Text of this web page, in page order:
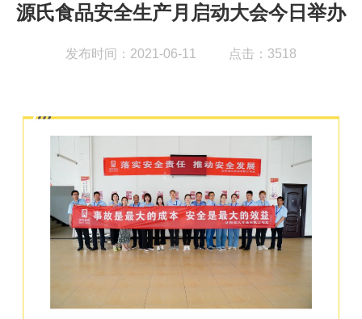
源氏食品安全生产月启动大会今日举办
发布时间：2021-06-11 点击：3518